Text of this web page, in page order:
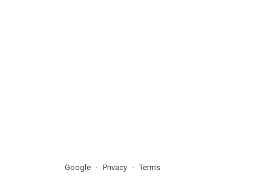
Google Privacy Terms